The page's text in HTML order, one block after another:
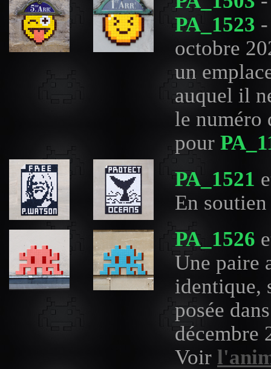
PA_1523
octobre
un
auquel il
le numéro
pour
PA_1521
En
PA_1526
Une paire
identique,
posée
décembre
Voir